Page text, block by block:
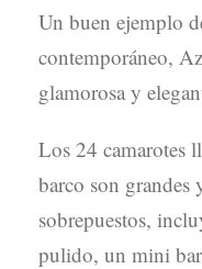
Un buen ejemplo
contemporáneo,
glamorosa y
Los 24 camarotes
barco son grandes
sobrepuestos,
pulido, un mini